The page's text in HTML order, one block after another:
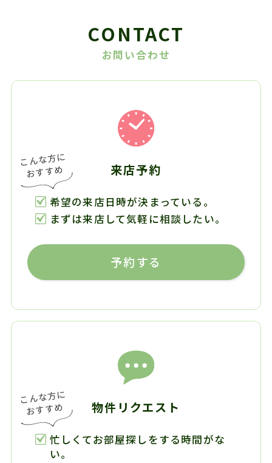
CONTACT
お問い合わせ
来店予約
希望の来店日時が決まっている。
まずは来店して気軽に相談したい。
予約する
物件リクエスト
忙しくてお部屋探しをする時間がな
い。